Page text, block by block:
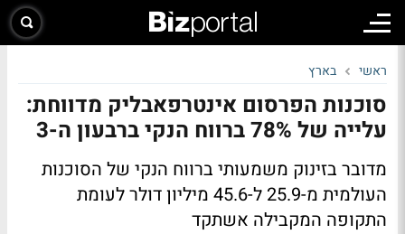
ראשי בארץ
סוכנות הפרסום אינטרפאבליק מדווחת:
עלייה של 78% ברווח הנקי ברבעון ה-3
מדובר בזינוק משמעותי ברווח הנקי של הסוכנות
העולמית מ-25.9 ל-45.6 מיליון דולר לעומת
התקופה המקבילה אשתקד